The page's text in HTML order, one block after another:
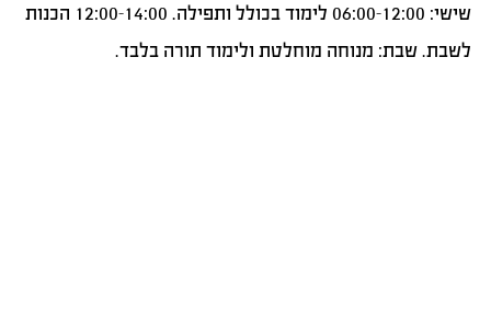
שישי: 06:00-12:00 לימוד בכולל ותפילה. 12:00-14:00 הכנות
לשבת. שבת: מנוחה מוחלטת ולימוד תורה בלבד.